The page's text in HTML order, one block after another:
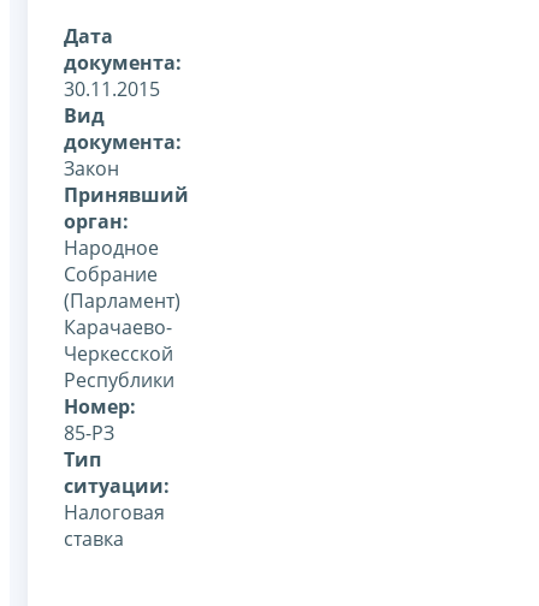
Дата
документа:
30.11.2015
Вид
документа:
Закон
Принявший
орган:
Народное
Собрание
(Парламент)
Карачаево-
Черкесской
Республики
Номер:
85-РЗ
Тип
ситуации:
Налоговая
ставка